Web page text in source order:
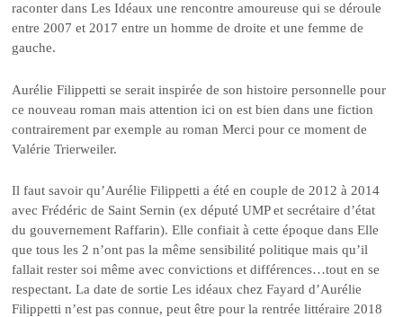
raconter dans Les Idéaux une rencontre amoureuse qui se déroule
entre 2007 et 2017 entre un homme de droite et une femme de
gauche.
Aurélie Filippetti se serait inspirée de son histoire personnelle pour
ce nouveau roman mais attention ici on est bien dans une fiction
contrairement par exemple au roman Merci pour ce moment de
Valérie Trierweiler.
Il faut savoir qu’Aurélie Filippetti a été en couple de 2012 à 2014
avec Frédéric de Saint Sernin (ex député UMP et secrétaire d’état
du gouvernement Raffarin). Elle confiait à cette époque dans Elle
que tous les 2 n’ont pas la même sensibilité politique mais qu’il
fallait rester soi même avec convictions et différences…tout en se
respectant. La date de sortie Les idéaux chez Fayard d’Aurélie
Filippetti n’est pas connue, peut être pour la rentrée littéraire 2018